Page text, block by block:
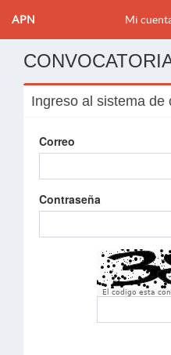
APN Mi
Ingreso al sistema de
Correo
Contraseña
El codigo esta